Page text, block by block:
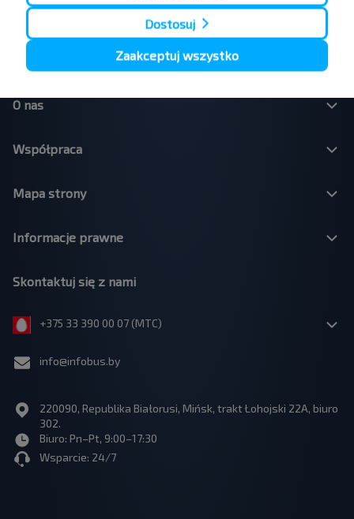
Gdańsk - Mińsk
Kraków - Mińsk
Warszawa - Iwano-Frankiwsk
O nas
Współpraca
Mapa strony
Informacje prawne
Skontaktuj się z nami
+375 33 390 00 07 (МТС)
info@infobus.by
220090, Republika Białorusi, Mińsk, trakt Łohojski 22A, biuro
302.
Biuro: Pn–Pt, 9:00–17:30
Wsparcie: 24/7
Dostosuj
Zaakceptuj wszystko